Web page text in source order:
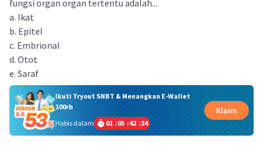
fungsi organ organ tertentu adalah...
a. Ikat
b. Epitel
c. Embrional
d. Otot
e. Saraf
Ikuti Tryout SNBT & Menangkan E-Wallet
100rb
Habis dalam
01 :05 :42 :33
Klaim